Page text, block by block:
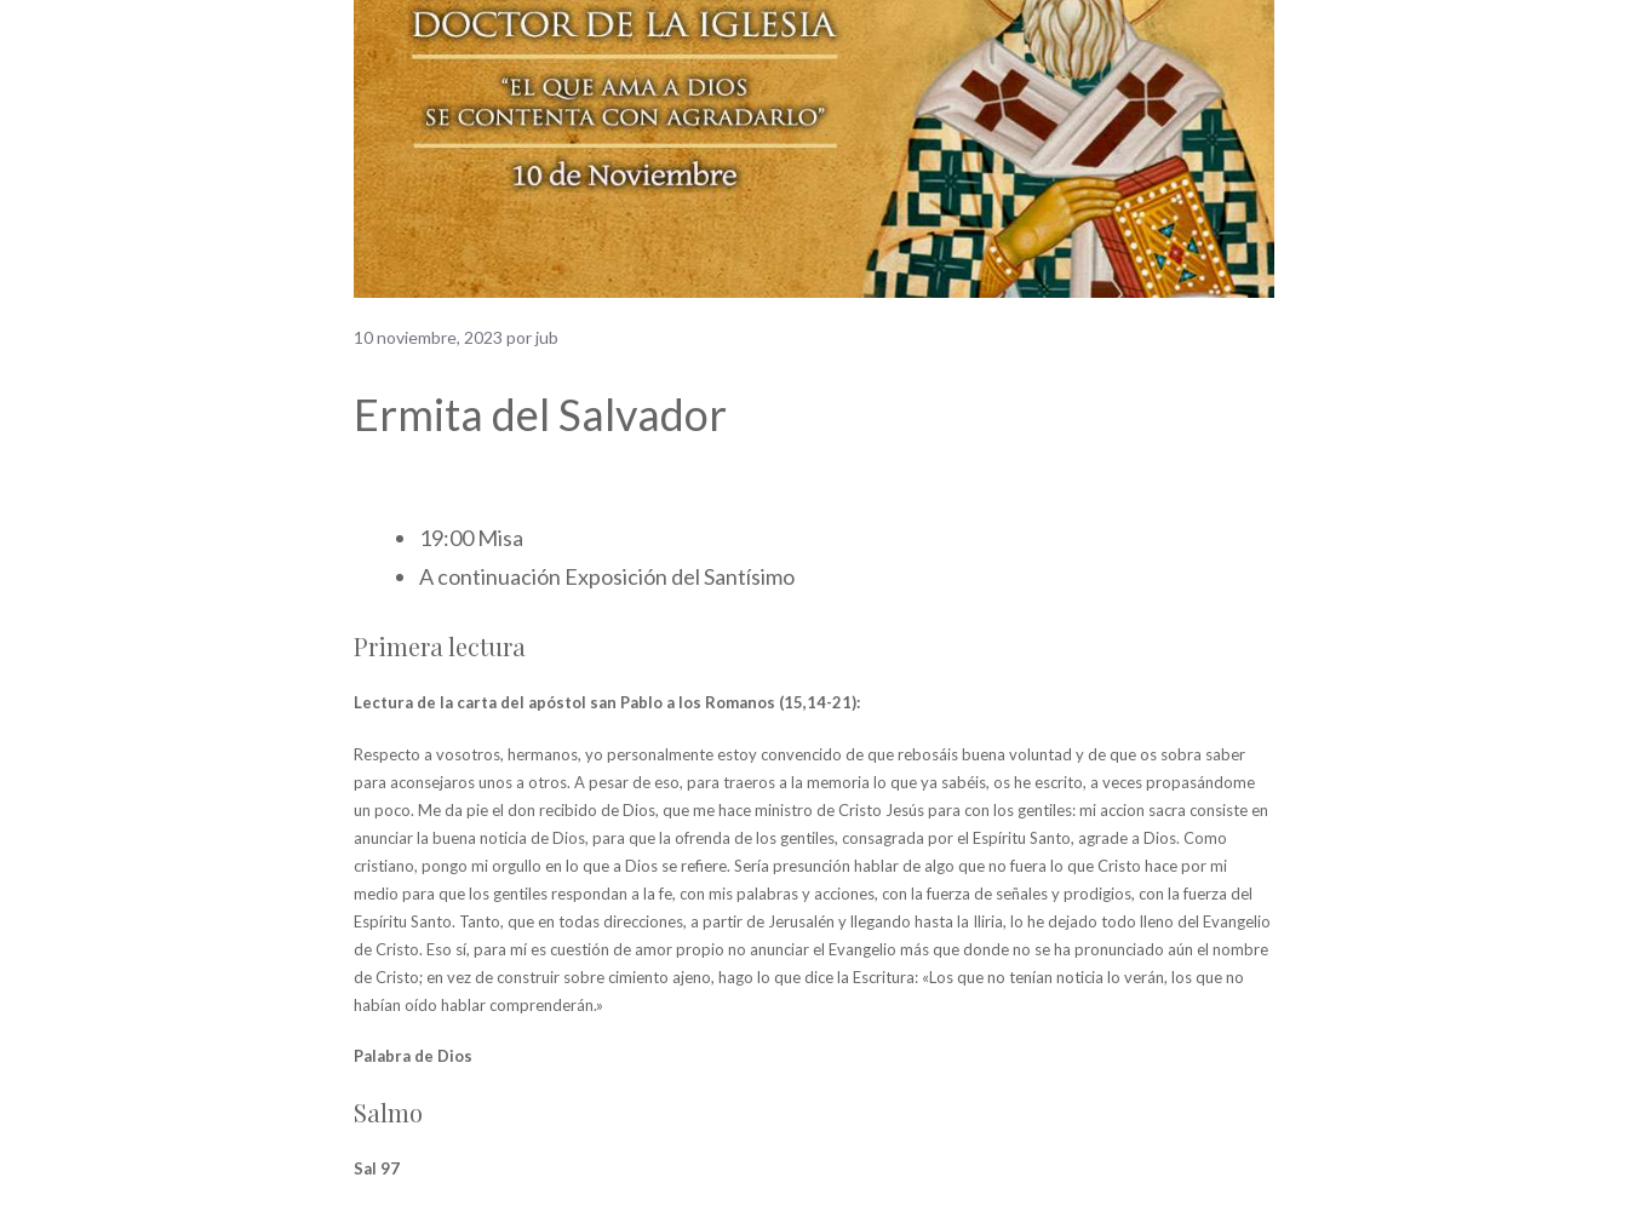
10 noviembre, 2023 porjub
Ermita del Salvador
19:00 Misa
A continuación Exposición del Santísimo
Primera lectura
Lectura de la carta del apóstol san Pablo a los Romanos (15,14-21):
Respecto a vosotros, hermanos, yo personalmente estoy convencido de que rebosáis buena voluntad y de que os sobra saber
para aconsejaros unos a otros. A pesar de eso, para traeros a la memoria lo que ya sabéis, os he escrito, a veces propasándome
un poco. Me da pie el don recibido de Dios, que me hace ministro de Cristo Jesús para con los gentiles: mi accion sacra consiste en
anunciar la buena noticia de Dios, para que la ofrenda de los gentiles, consagrada por el Espíritu Santo, agrade a Dios. Como
cristiano, pongo mi orgullo en lo que a Dios se refiere. Sería presunción hablar de algo que no fuera lo que Cristo hace por mi
medio para que los gentiles respondan a la fe, con mis palabras y acciones, con la fuerza de señales y prodigios, con la fuerza del
Espíritu Santo. Tanto, que en todas direcciones, a partir de Jerusalén y llegando hasta la Iliria, lo he dejado todo lleno del Evangelio
de Cristo. Eso sí, para mí es cuestión de amor propio no anunciar el Evangelio más que donde no se ha pronunciado aún el nombre
de Cristo; en vez de construir sobre cimiento ajeno, hago lo que dice la Escritura: «Los que no tenían noticia lo verán, los que no
habían oído hablar comprenderán.»
Palabra de Dios
Salmo
Sal 97